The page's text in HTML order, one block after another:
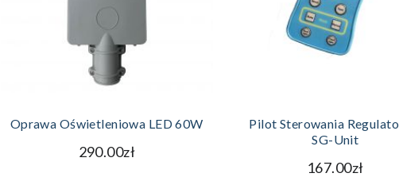
Oprawa Oświetleniowa LED 60W
290.00zł
Pilot Sterowania
SG-Unit
167.00zł